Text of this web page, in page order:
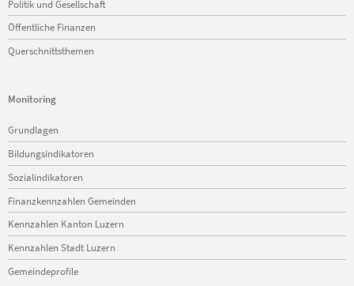
Politik und Gesellschaft
Öffentliche Finanzen
Querschnittsthemen
Monitoring
Navigation
überspringen
Grundlagen
Bildungsindikatoren
Sozialindikatoren
Finanzkennzahlen Gemeinden
Kennzahlen Kanton Luzern
Kennzahlen Stadt Luzern
Gemeindeprofile